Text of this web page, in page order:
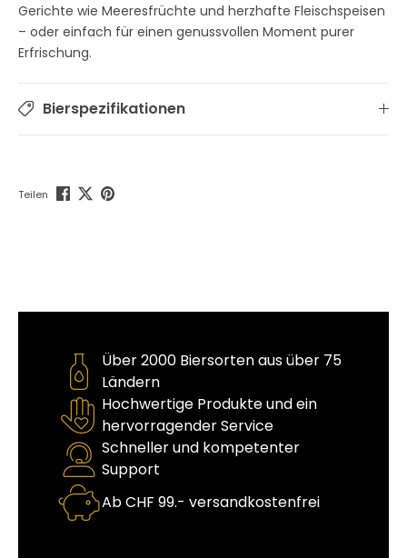
Gerichte wie Meeresfrüchte und herzhafte Fleischspeisen
– oder einfach für einen genussvollen Moment purer
Erfrischung.
Bierspezifikationen
Teilen
Über 2000 Biersorten aus über 75
Ländern
Hochwertige Produkte und ein
hervorragender Service
Schneller und kompetenter
Support
Ab CHF 99.- versandkostenfrei